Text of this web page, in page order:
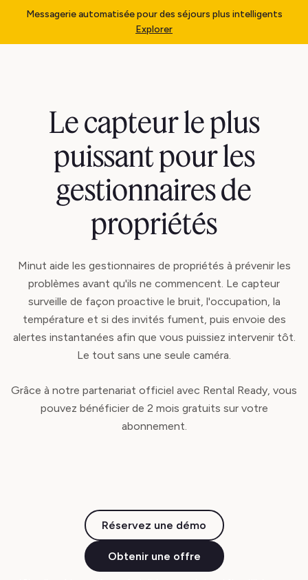
Messagerie automatisée pour des séjours plus intelligents
Explorer
Le capteur le plus
puissant pour les
gestionnaires de
propriétés
Minut aide les gestionnaires de propriétés à prévenir les
problèmes avant qu'ils ne commencent. Le capteur
surveille de façon proactive le bruit, l'occupation, la
température et si des invités fument, puis envoie des
alertes instantanées afin que vous puissiez intervenir tôt.
Le tout sans une seule caméra.
Grâce à notre partenariat officiel avec Rental Ready, vous
pouvez bénéficier de 2 mois gratuits sur votre
abonnement.
Réservez une démo
Obtenir une offre